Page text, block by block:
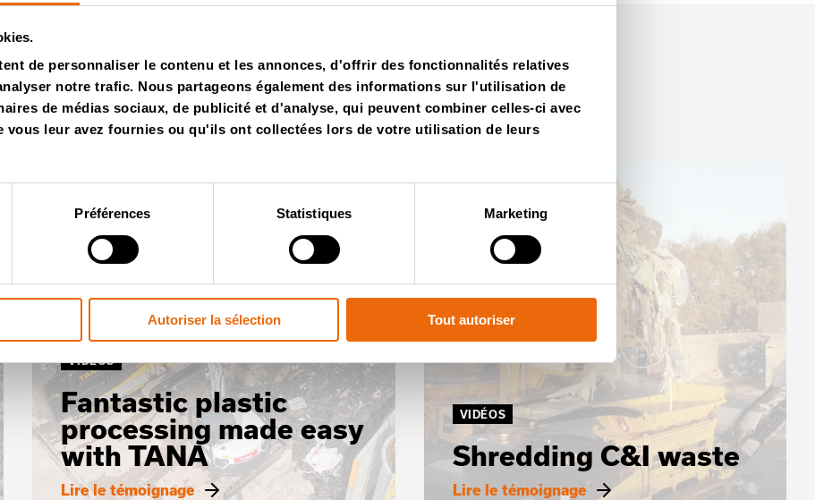
de personnaliser le contenu et les annonces, d'offrir des fonctionnalités relatives
notre trafic. Nous partageons également des informations sur l'utilisation de
de médias sociaux, de publicité et d'analyse, qui peuvent combiner celles-ci avec
vous leur avez fournies ou qu'ils ont collectées lors de votre utilisation de leurs
Préférences Statistiques Marketing
Autoriser la sélection Tout autoriser
Vidéos
VIDÉOS
Fantastic plastic
processing made easy
with TANA
Lire le témoignage
VIDÉOS
Shredding C&I waste
Lire le témoignage